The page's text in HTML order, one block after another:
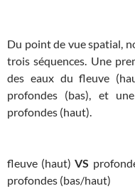
Du point de vue spatial,
trois séquences. Une
des eaux du fleuve
profondes (bas), et
profondes (haut).
fleuve (haut)VS
profondes (bas/haut)